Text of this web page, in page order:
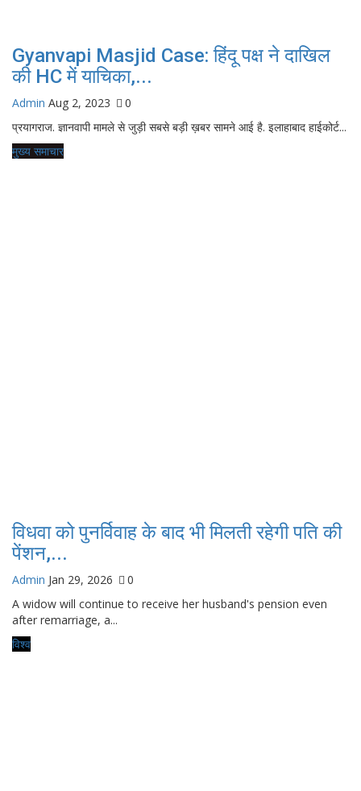
Gyanvapi Masjid Case: हिंदू पक्ष ने दाखिल
की HC में याचिका,...
Admin Aug 2, 2023
0
प्रयागराज. ज्ञानवापी मामले से जुड़ी सबसे बड़ी ख़बर सामने आई है. इलाहाबाद हाईकोर्ट...
मुख्य समाचार
विधवा को पुनर्विवाह के बाद भी मिलती रहेगी पति की
पेंशन,...
Admin Jan 29, 2026
0
A widow will continue to receive her husband's pension even
after remarriage, a...
विश्व